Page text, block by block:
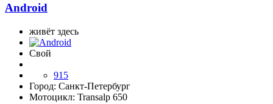
Android
живёт здесь
Свой
915
Город: Санкт-Петербург
Мотоцикл: Transalp 650